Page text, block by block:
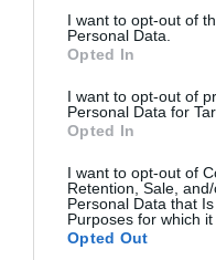
consent section.
I want to opt-out of
Personal Data.
Opted In
I want to opt-out of
Personal Data for
Opted In
I want to opt-out of
Retention, Sale,
Personal Data that
Purposes for which it
Opted Out